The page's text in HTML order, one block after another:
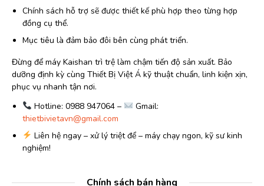
Chính sách hỗ trợ sẽ được thiết kế phù hợp theo từng hợp
đồng cụ thể.
Mục tiêu là đảm bảo đôi bên cùng phát triển.
Đừng để máy Kaishan trì trệ làm chậm tiến độ sản xuất. Bảo
dưỡng định kỳ cùng Thiết Bị Việt Á kỹ thuật chuẩn, linh kiện xịn,
phục vụ nhanh tận nơi.
Hotline: 0988 947064 –
Gmail:
thietbivietavn@gmail.com
Liên hệ ngay – xử lý triệt để – máy chạy ngon, kỹ sư kinh
nghiệm!
Chính sách bán hàng